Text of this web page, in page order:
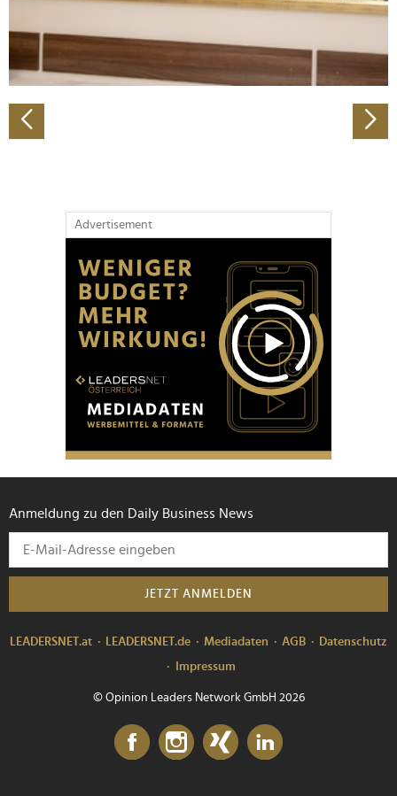
personalisieren, Funktionen für soziale Medien anbieten
zu können und die Zugriffe auf unsere Website zu
analysieren. Außerdem geben wir Informationen zu Ihrer
Verwendung unserer Website an unsere Partner für
Partner führen diese Informationen möglicherweise mit
weiteren Daten zusammen, die Sie ihnen bereitgestellt
Advertisement
Anmeldung zu den Daily Business News
JETZT ANMELDEN
LEADERSNET.at LEADERSNET.de Mediadaten AGB
Datenschutz
Impressum
© Opinion Leaders Network GmbH 2026